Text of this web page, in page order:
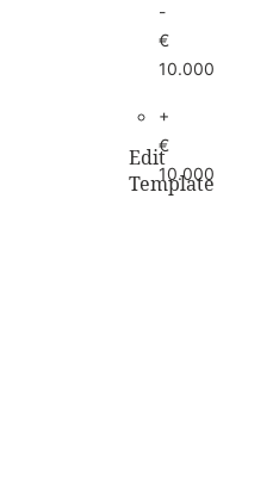
Edit
Template
-
€
10.000
+
€
10.000